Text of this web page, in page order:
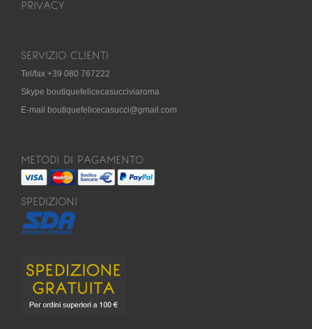
PRIVACY
SERVIZIO CLIENTI
Tel/fax +39 080 767222
Skype boutiquefelicecasucciviaroma
E-mail boutiquefelicecasucci@gmail.com
METODI DI PAGAMENTO
SPEDIZIONI